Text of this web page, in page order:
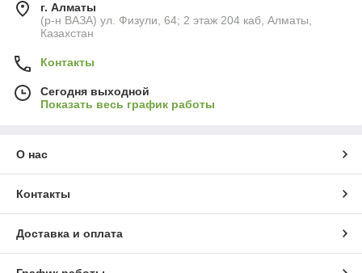
г. Алматы
(р-н ВАЗА) ул. Физули, 64; 2 этаж 204 каб, Алматы,
Казахстан
Контакты
Сегодня выходной
Показать весь график работы
О нас
Контакты
Доставка и оплата